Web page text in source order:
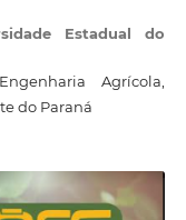
Estadual do
Agrícola,
do Paraná